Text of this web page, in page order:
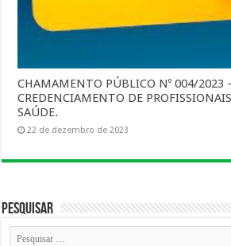
CHAMAMENTO PÚBLICO Nº 004/2023
CREDENCIAMENTO DE
SAÚDE.
22 de dezembro de 2023
Pesquisar